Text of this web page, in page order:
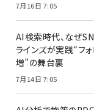
7月16日 7:05
AI検索時代、なぜ
ラインズが実践“フ
増”の舞台裏
7月14日 7:05